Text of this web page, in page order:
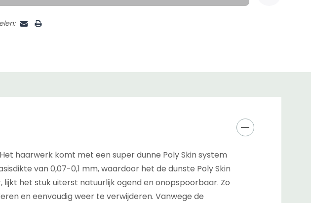
haarwerk komt met een super dunne Poly Skin system
van 0,07-0,1 mm, waardoor het de dunste Poly Skin
het stuk uiterst natuurlijk ogend en onopspoorbaar. Zo
en eenvoudig weer te verwijderen. Vanwege de